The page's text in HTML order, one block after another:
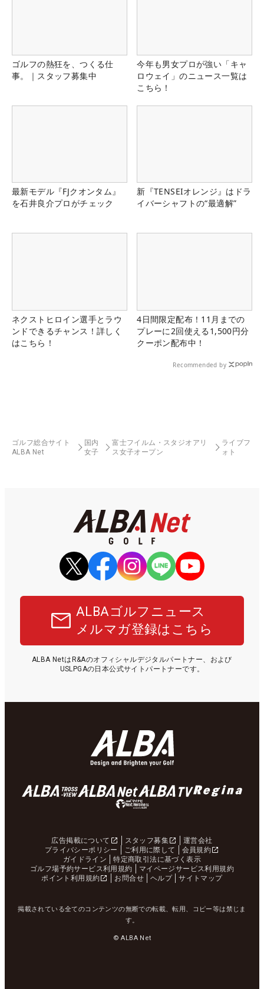
ゴルフの熱狂を、つくる仕
事。｜スタッフ募集中
今年も男女プロが強い「キャ
ロウェイ」のニュース一覧は
こちら！
最新モデル『FJクオンタム』
を石井良介プロがチェック
新『TENSEIオレンジ』はドラ
イバーシャフトの“最適解”
ネクストヒロイン選手とラウ
ンドできるチャンス！詳しく
はこちら！
4日間限定配布！11月までの
プレーに2回使える1,500円分
クーポン配布中！
Recommended by
ゴルフ総合サイト
ALBA Net
国内
女子
富士フイルム・スタジオアリ
ス女子オープン
ライブフ
ォト
ALBAゴルフニュース
メルマガ登録はこちら
ALBA NetはR&Aのオフィシャルデジタルパートナー、および
USLPGAの日本公式サイトパートナーです。
広告掲載について スタッフ募集
運営会社
プライバシーポリシー
ご利用に際して
会員規約
ガイドライン
特定商取引法に基づく表示
ゴルフ場予約サービス利用規約
マイページサービス利用規約
ポイント利用規約
お問合せ ヘルプ サイトマップ
掲載されている全てのコンテンツの無断での転載、転用、コピー等は禁じま
す。
© ALBA Net